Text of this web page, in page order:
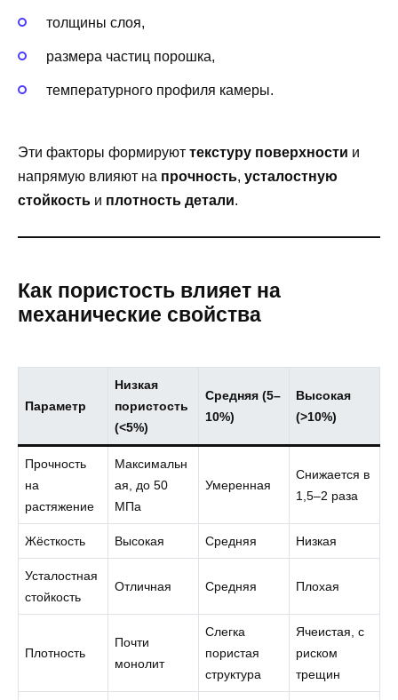
толщины слоя,
размера частиц порошка,
температурного профиля камеры.
Эти факторы формируют текстуру поверхности и
напрямую влияют на прочность, усталостную
стойкость и плотность детали.
Как пористость влияет на
механические свойства
Параметр
Низкая
пористость
(<5%)
Средняя (5–
10%)
Высокая
(>10%)
Прочность
на
растяжение
Максимальн
ая, до 50
МПа
Умеренная
Снижается в
1,5–2 раза
Жёсткость Высокая Средняя Низкая
Усталостная
стойкость
Отличная Средняя Плохая
Плотность
Почти
монолит
Слегка
пористая
структура
Ячеистая, с
риском
трещин